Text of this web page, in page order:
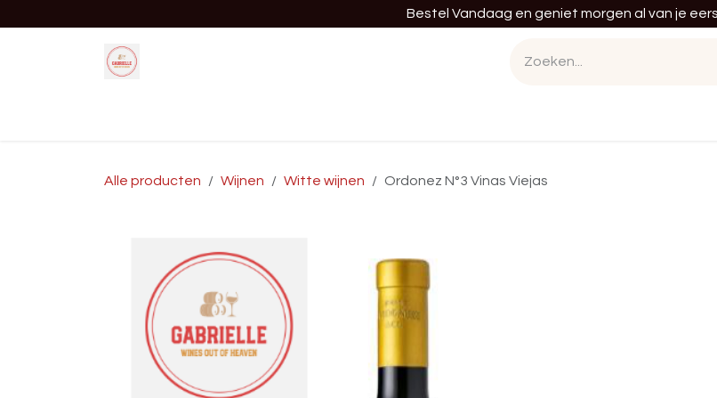
Bestel Vandaag en geniet morgen al van je
Alle producten Wijnen Witte wijnen Ordonez N°3 Vinas Viejas